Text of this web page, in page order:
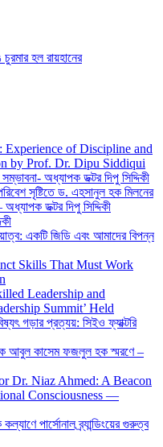
হল রায়হানের
of Discipline and
by Prof. Dr. Dipu Siddiqui
অধ্যাপক ডক্টর দিপু সিদ্দিকী
সৃষ্টিতে ড. এহসানুল হক মিলনের
অধ্যাপক ডক্টর দিপু সিদ্দিকী
একটি জিডি এবং আমাদের বিপন্ন
Skills That Must Work
Leadership and
Summit’ Held
গড়ার প্রত্যয়: সিইও ফ্যাক্টরি
আবুল কাসেম ফজলুল হক স্মরণে –
Dr. Niaz Ahmed: A Beacon
Consciousness —
পার্সোনাল ব্র্যান্ডিংয়ের গুরুত্ব